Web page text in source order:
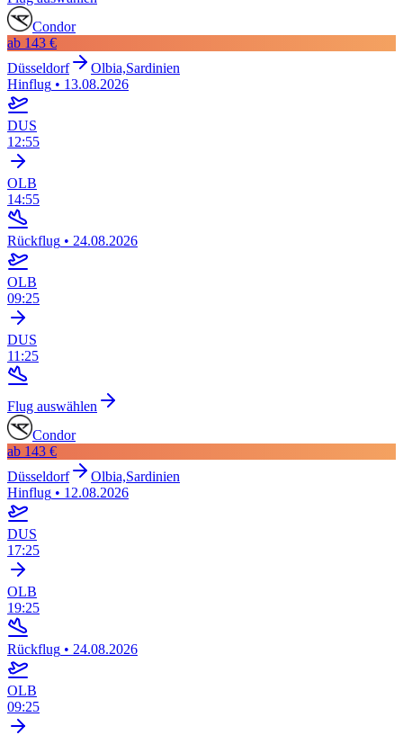
Condor
ab 143 €
Düsseldorf
Olbia,Sardinien
Hinflug • 13.08.2026
DUS
12:55
OLB
14:55
Rückflug • 24.08.2026
OLB
09:25
DUS
11:25
Flug auswählen
Condor
ab 143 €
Düsseldorf
Olbia,Sardinien
Hinflug • 12.08.2026
DUS
17:25
OLB
19:25
Rückflug • 24.08.2026
OLB
09:25